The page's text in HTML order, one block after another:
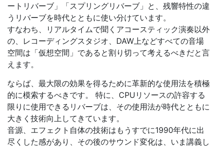
ートリバーブ」「スプリングリバーブ」と、残響特性の違
うリバーブを時代とともに使い分けています。
すなわち、リアルタイムで聞くアコースティック演奏以外
の、レコーディングスタジオ、DAW上などすべての音場
空間は「仮想空間」であると割り切って考えるべきだと言
えます。
ならば、最大限の効果を得るために革新的な使用法を積極
的に模索するべきです。 特に、CPUリソースの許容する
限りに使用できるリバーブは、その使用法が時代とともに
大きく技術向上してきています。
音源、エフェクト自体の技術はもうすでに1990年代に出
尽くした感があり、その後のサウンド変化は、いま講義し